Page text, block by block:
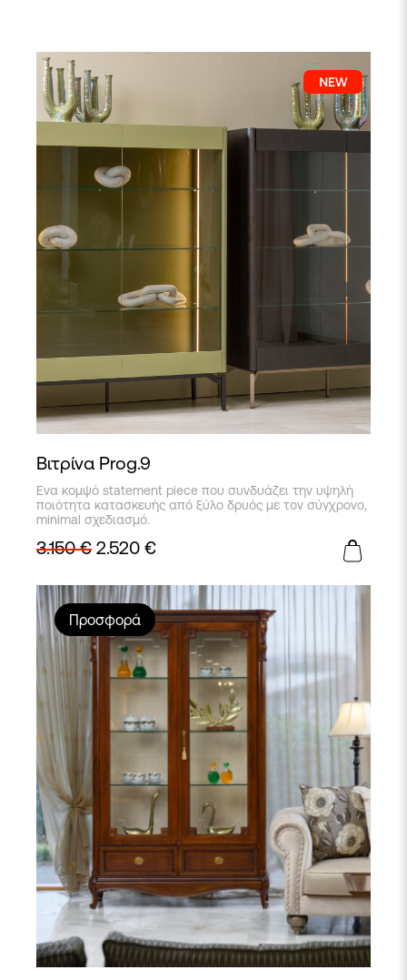
Βιτρίνα Prog.9
Ενα κομψό statement piece που συνδυάζει την υψηλή
ποιότητα κατασκευής από ξύλο δρυός με τον σύγχρονο,
minimal σχεδιασμό.
3.150€ 2.520 €
Προσφορά